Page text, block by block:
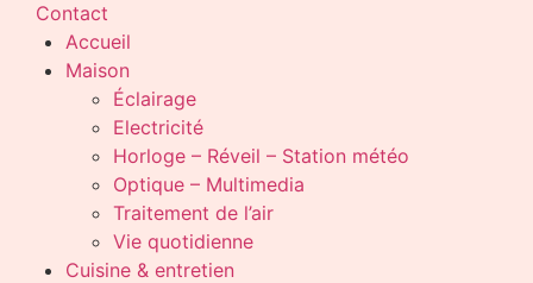
Contact
Accueil
Maison
Éclairage
Electricité
Horloge – Réveil – Station météo
Optique – Multimedia
Traitement de l’air
Vie quotidienne
Cuisine & entretien